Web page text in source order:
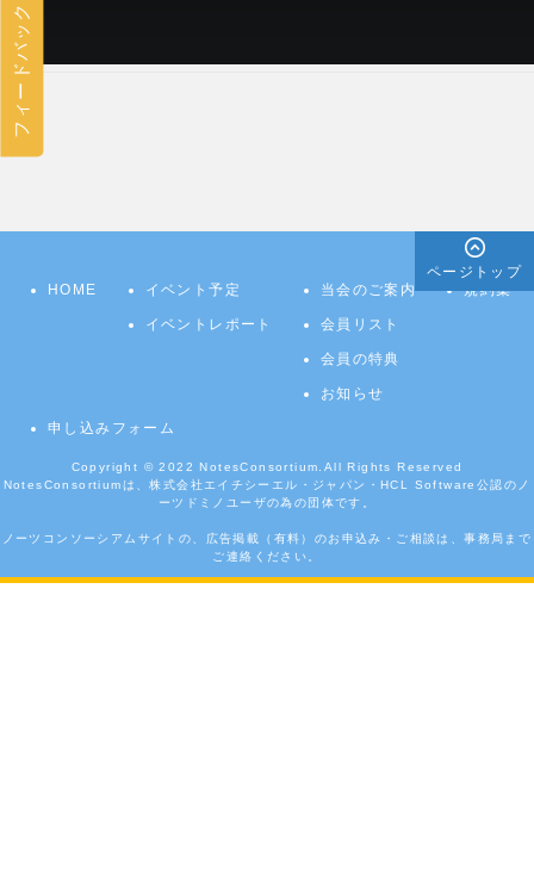
HOME イベント予定
イベントレポート
当会のご案内
会員リスト
会員の特典
お知らせ
規約集
申し込みフォーム
ページトップ
Copyright © 2022NotesConsortium. All Rights Reserved
NotesConsortiumは、株式会社エイチシーエル・ジャパン・HCL Software公認のノ
ーツドミノユーザの為の団体です。
ノーツコンソーシアムサイトの、広告掲載（有料）のお申込み・ご相談は、事務局まで
ご連絡ください。
フィードバック